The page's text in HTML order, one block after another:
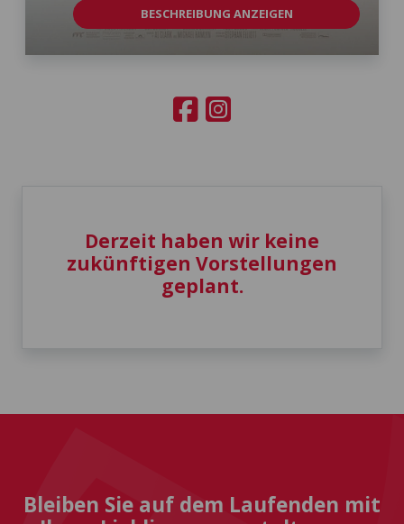
BESCHREIBUNG ANZEIGEN
Derzeit haben wir keine
zukünftigen Vorstellungen
geplant.
Bleiben Sie auf dem Laufenden mit